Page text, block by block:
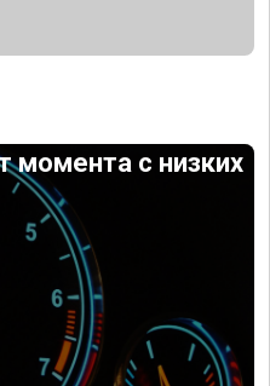
момента с низких